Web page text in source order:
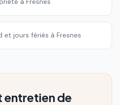
jours fériés à Fresnes
entretien de